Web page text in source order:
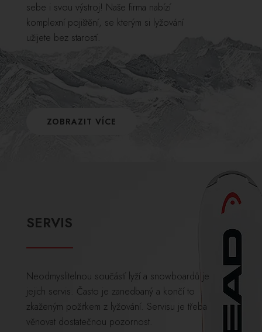
sebe i svou výstroj! Naše firma nabízí
komplexní pojištění, se kterým si lyžování
užijete bez starostí.
ZOBRAZIT VÍCE
SERVIS
Neodmyslitelnou součástí lyží a snowboardů je
jejich servis. Často je zanedbaný a končí to
zkaženým požitkem z lyžování. Servisu je třeba
věnovat dostatečnou pozornost.